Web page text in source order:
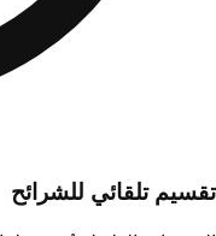
تقسيم تلقائي للشرائح